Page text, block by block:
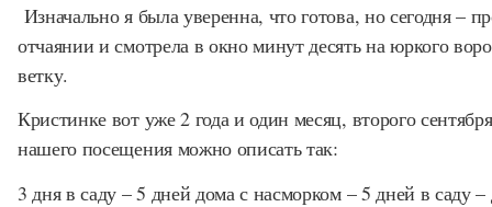
Изначально я была уверенна, что готова, но сегодня –
отчаянии и смотрела в окно минут десять на юркого
ветку.
Кристинке вот уже 2 года и один месяц, второго
нашего посещения можно описать так:
3 дня в саду – 5 дней дома с насморком – 5 дней в саду